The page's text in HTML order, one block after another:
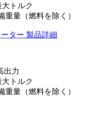
大トルク
重量（燃料を除く）
ター 製品詳細
出力
大トルク
重量（燃料を除く）